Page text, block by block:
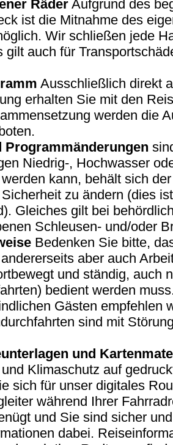
Räder Aufgrund des
ist die Mitnahme des
Wir schließen jede
gilt auch für
Ausschließlich direkt
erhalten Sie mit den
werden die
Programmänderungen
Niedrig-, Hochwasser
kann, behält sich
zu ändern (dies
Gleiches gilt bei
Schleusen- und/oder
Bedenken Sie bitte,
andererseits aber auch
und ständig, auch
) bedient werden
Gästen empfehlen
sind mit
und
Klimaschutz auf
sich für unser digitales
während Ihrer
und Sie sind sicher
dabei.